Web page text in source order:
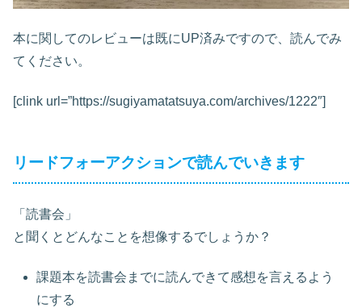
本に関してのレビューは既にUP済みですので、読んでみ
てください。
[clink url=”https://sugiyamatatsuya.com/archives/1222″]
リードフォーアクションで読んでいきます
「読書会」
と聞くとどんなことを想像するでしょうか？
課題本を読書会までに読んできて感想を言えるよう
にする